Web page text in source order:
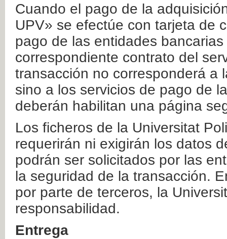
Cuando el pago de la
UPV» se efectúe con tarjeta de
pago de las entidades
correspondiente contrato del
transacción no corresponderá a
sino a los servicios de pago de
deberán habilitan una página
Los ficheros de la Universitat
requerirán ni exigirán los datos
podrán ser solicitados por las
la seguridad de la transacción.
por parte de terceros, la
responsabilidad.
Entrega